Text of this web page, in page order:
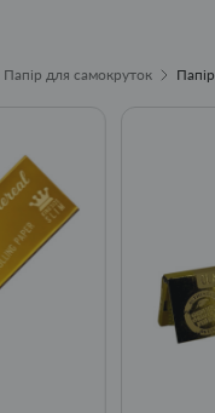
Папір для самокруток